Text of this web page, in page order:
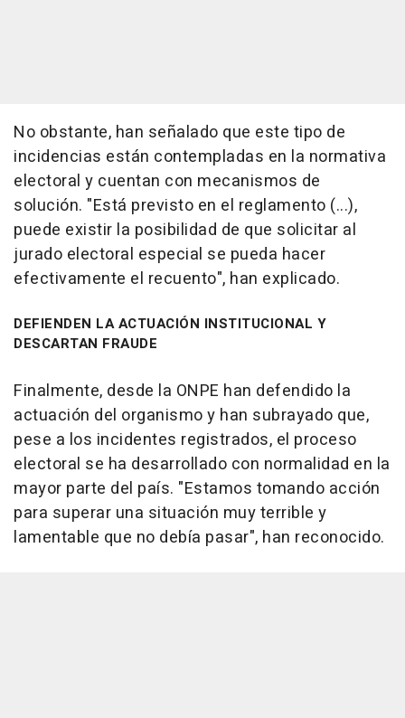
No obstante, han señalado que este tipo de
incidencias están contempladas en la normativa
electoral y cuentan con mecanismos de
solución. "Está previsto en el reglamento (...),
puede existir la posibilidad de que solicitar al
jurado electoral especial se pueda hacer
efectivamente el recuento", han explicado.
DEFIENDEN LA ACTUACIÓN INSTITUCIONAL Y
DESCARTAN FRAUDE
Finalmente, desde la ONPE han defendido la
actuación del organismo y han subrayado que,
pese a los incidentes registrados, el proceso
electoral se ha desarrollado con normalidad en la
mayor parte del país. "Estamos tomando acción
para superar una situación muy terrible y
lamentable que no debía pasar", han reconocido.